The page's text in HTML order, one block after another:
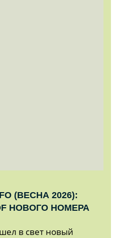
(ВЕСНА 2026):
НОВОГО НОМЕРА
в свет новый